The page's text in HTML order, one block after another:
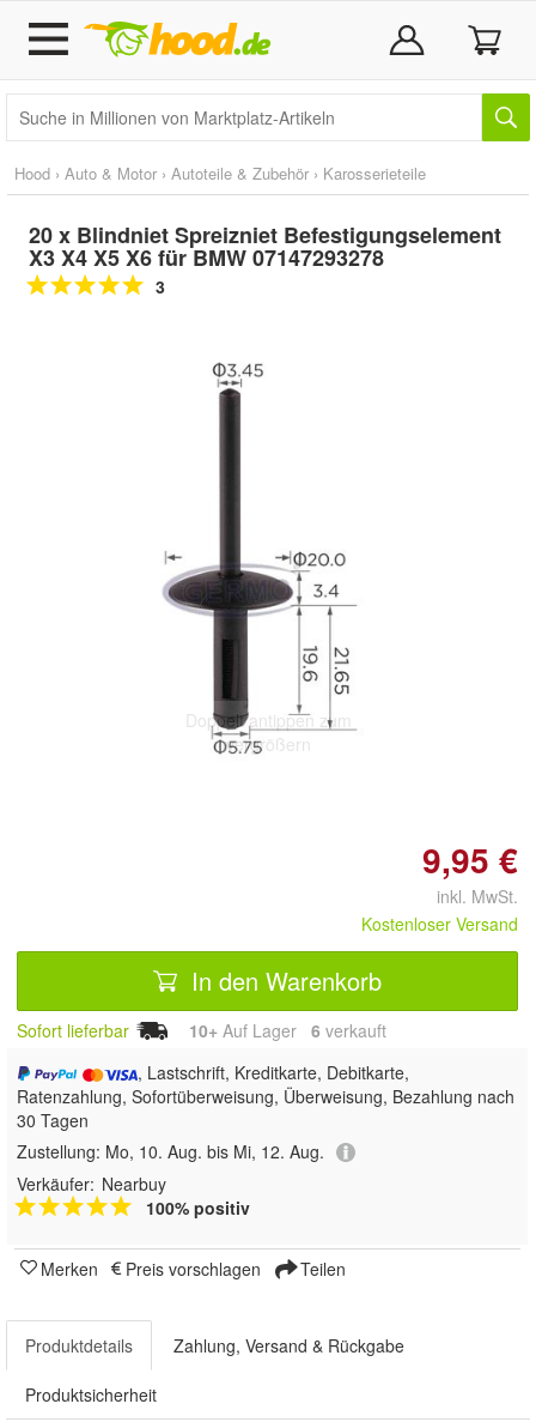
Hood › Auto & Motor › Autoteile & Zubehör › Karosserieteile
20 x Blindniet Spreizniet Befestigungselement
X3 X4 X5 X6 für BMW 07147293278
3
Doppelt antippen zum
vergrößern
9,95 €
inkl. MwSt.
Kostenloser Versand
In den Warenkorb
Sofort lieferbar 10+ Auf Lager 6 verkauft
, Lastschrift, Kreditkarte, Debitkarte,
Ratenzahlung, Sofortüberweisung, Überweisung, Bezahlung nach
30 Tagen
Zustellung: Mo, 10. Aug. bis Mi, 12. Aug.
Verkäufer: Nearbuy
100% positiv
Merken Preis vorschlagen Teilen
Produktdetails Zahlung, Versand & Rückgabe
Produktsicherheit